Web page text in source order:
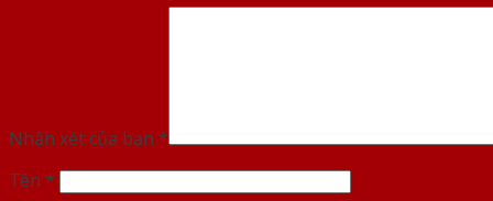
Nhận xét của bạn *
Tên *